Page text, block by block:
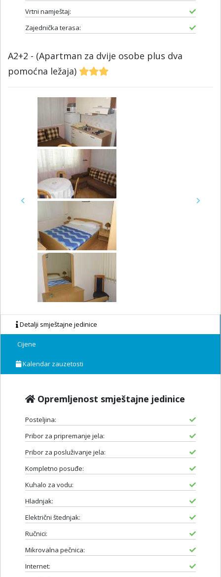
Vrtni namještaj:
Zajednička terasa:
A2+2 - (Apartman za dvije osobe plus dva
pomoćna ležaja)
Previous Next
Detalji smještajne jedinice
Cijene
Kalendar zauzetosti
Opremljenost smještajne jedinice
Posteljina:
Pribor za pripremanje jela:
Pribor za posluživanje jela:
Kompletno posuđe:
Kuhalo za vodu:
Hladnjak:
Električni štednjak:
Ručnici:
Mikrovalna pečnica:
Internet: